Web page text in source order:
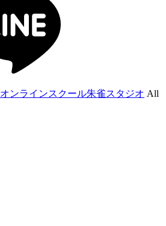
ンラインスクール朱雀スタジオ All